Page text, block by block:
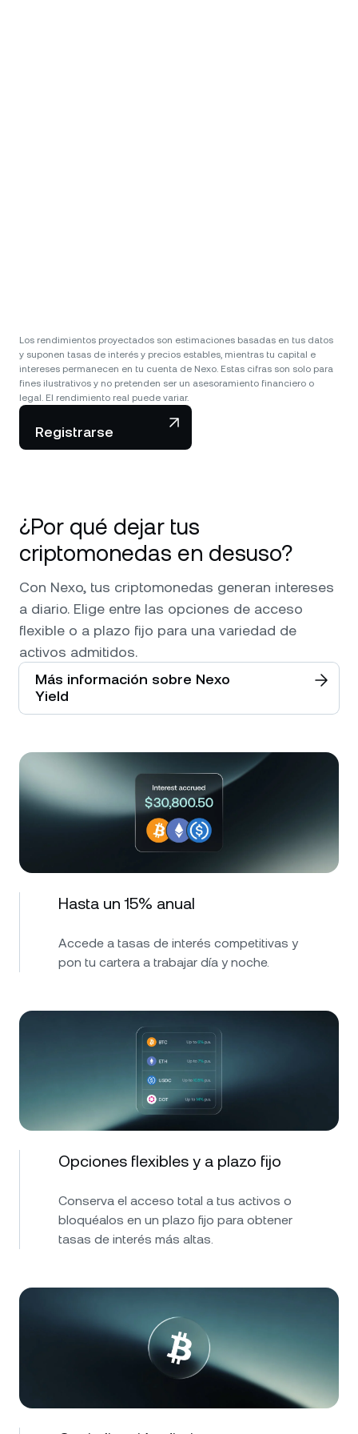
Los rendimientos proyectados son estimaciones basadas en tus datos
y suponen tasas de interés y precios estables, mientras tu capital e
intereses permanecen en tu cuenta de Nexo. Estas cifras son solo para
fines ilustrativos y no pretenden ser un asesoramiento financiero o
legal. El rendimiento real puede variar.
Registrarse
¿Por qué dejar tus
criptomonedas en desuso?
Con Nexo, tus criptomonedas generan intereses
a diario. Elige entre las opciones de acceso
flexible o a plazo fijo para una variedad de
activos admitidos.
Más información sobre Nexo
Yield
Hasta un 15% anual
Accede a tasas de interés competitivas y
pon tu cartera a trabajar día y noche.
Opciones flexibles y a plazo fijo
Conserva el acceso total a tus activos o
bloquéalos en un plazo fijo para obtener
tasas de interés más altas.